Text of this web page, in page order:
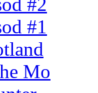
#1
Mo